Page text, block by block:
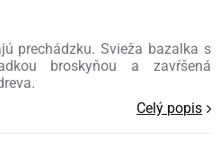
prechádzku. Svieža bazalka s
broskyňou a zavŕšená
Celý popis